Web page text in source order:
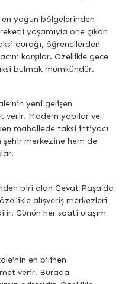
en yoğun bölgelerinden
yaşamıyla öne çıkan
durağı, öğrencilerden
karşılar. Özellikle gece
bulmak mümkündür.
yeni gelişen
verir. Modern yapılar ve
mahallede taksi ihtiyacı
merkezine hem de
biri olan Cevat Paşa’da
alışveriş merkezleri
Günün her saati ulaşım
en bilinen
verir. Burada